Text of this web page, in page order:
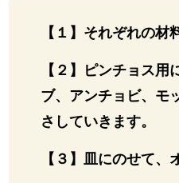
【１】それぞれの材
【２】ピンチョス
ブ、アンチョビ、モ
さしていきます。
【３】皿にのせて、